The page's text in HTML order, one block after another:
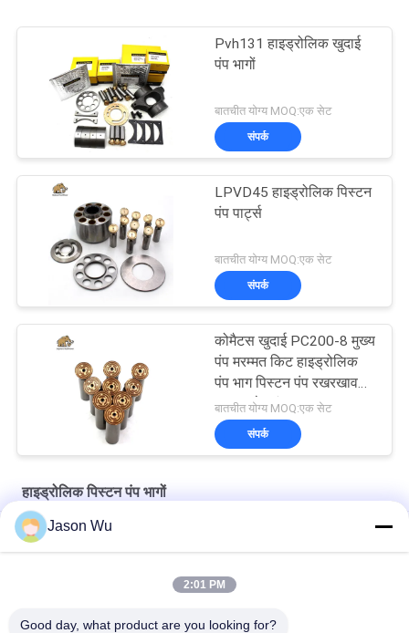
Pvh131 हाइड्रोलिक खुदाई
पंप भागों
बातचीत योग्य MOQ:एक सेट
संपर्क
LPVD45 हाइड्रोलिक पिस्टन
पंप पार्ट्स
बातचीत योग्य MOQ:एक सेट
संपर्क
कोमैटस खुदाई PC200-8 मुख्य
पंप मरम्मत किट हाइड्रोलिक
पंप भाग पिस्टन पंप रखरखाव
मरम्मत सेवाएं
बातचीत योग्य MOQ:एक सेट
संपर्क
हाइड्रोलिक पिस्टन पंप भागों
मूल प्रतिस्थापन के लिए वोल्वो कास्ट आयरन गियर पंप वीओई 14561971
Jason Wu
2:01 PM
Good day, what product are you looking for?